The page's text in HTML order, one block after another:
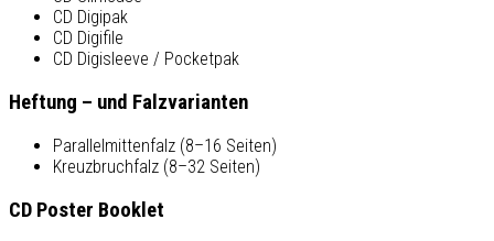
CD Digipak
CD Digifile
CD Digisleeve / Pocketpak
Heftung – und Falzvarianten
Parallelmittenfalz (8–16 Seiten)
Kreuzbruchfalz (8–32 Seiten)
CD Poster Booklet